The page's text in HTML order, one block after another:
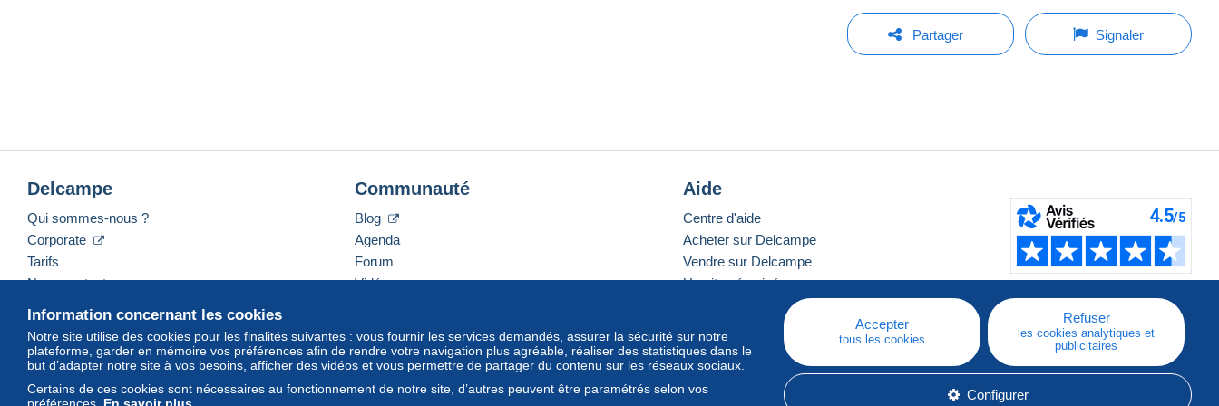
Partager Signaler
Information concernant les cookies
Notre site utilise des cookies pour les finalités suivantes : vous fournir les services demandés, assurer la sécurité sur notre
plateforme, garder en mémoire vos préférences afin de rendre votre navigation plus agréable, réaliser des statistiques dans le
but d’adapter notre site à vos besoins, afficher des vidéos et vous permettre de partager du contenu sur les réseaux sociaux.
Certains de ces cookies sont nécessaires au fonctionnement de notre site, d’autres peuvent être paramétrés selon vos
préférences. En savoir plus
Accepter
tous les cookies
Refuser
les cookies analytiques et
publicitaires
Configurer
Delcampe
Qui sommes-nous ?
Corporate
Tarifs
Nous contacter
Communauté
Blog
Agenda
Forum
Vidéos
Aide
Centre d'aide
Acheter sur Delcampe
Vendre sur Delcampe
Un site sécurisé
Français USD America/Indiana/Vevay Mode standard